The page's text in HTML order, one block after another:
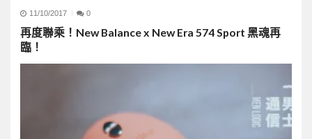
11/10/2017 0
再度聯乘！New Balance x New Era 574 Sport 黑魂再
臨！